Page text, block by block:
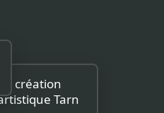
création
artistique Tarn